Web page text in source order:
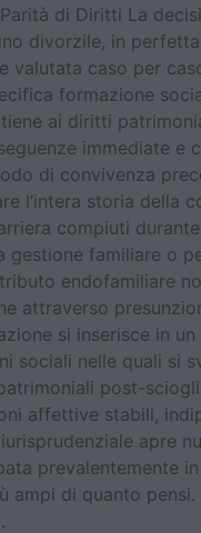
di Diritti La
divorzile, in
valutata caso per
formazione
ai diritti
immediate
di convivenza
l’intera storia della
compiuti
familiare o
endofamiliare
si inserisce in
nelle quali si
post-
affettive stabili,
apre
prevalentemente
di quanto